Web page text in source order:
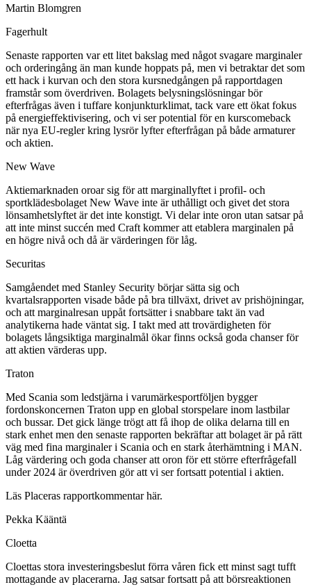
Martin Blomgren
Fagerhult
Senaste rapporten var ett litet bakslag med något svagare marginaler
och orderingång än man kunde hoppats på, men vi betraktar det som
ett hack i kurvan och den stora kursnedgången på rapportdagen
framstår som överdriven. Bolagets belysningslösningar bör
efterfrågas även i tuffare konjunkturklimat, tack vare ett ökat fokus
på energieffektivisering, och vi ser potential för en kurscomeback
när nya EU-regler kring lysrör lyfter efterfrågan på både armaturer
och aktien.
New Wave
Aktiemarknaden oroar sig för att marginallyftet i profil- och
sportklädesbolaget New Wave inte är uthålligt och givet det stora
lönsamhetslyftet är det inte konstigt. Vi delar inte oron utan satsar på
att inte minst succén med Craft kommer att etablera marginalen på
en högre nivå och då är värderingen för låg.
Securitas
Samgåendet med Stanley Security börjar sätta sig och
kvartalsrapporten visade både på bra tillväxt, drivet av prishöjningar,
och att marginalresan uppåt fortsätter i snabbare takt än vad
analytikerna hade väntat sig. I takt med att trovärdigheten för
bolagets långsiktiga marginalmål ökar finns också goda chanser för
att aktien värderas upp.
Traton
Med Scania som ledstjärna i varumärkesportföljen bygger
fordonskoncernen Traton upp en global storspelare inom lastbilar
och bussar. Det gick länge trögt att få ihop de olika delarna till en
stark enhet men den senaste rapporten bekräftar att bolaget är på rätt
väg med fina marginaler i Scania och en stark återhämtning i MAN.
Låg värdering och goda chanser att oron för ett större efterfrågefall
under 2024 är överdriven gör att vi ser fortsatt potential i aktien.
Läs Placeras rapportkommentar här.
Pekka Kääntä
Cloetta
Cloettas stora investeringsbeslut förra våren fick ett minst sagt tufft
mottagande av placerarna. Jag satsar fortsatt på att börsreaktionen